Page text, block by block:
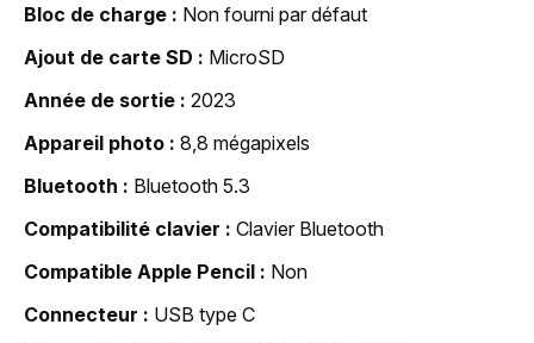
Bloc de charge
Non fourni par défaut
Ajout de carte SD
MicroSD
Année de sortie
2023
Appareil photo
8,8 mégapixels
Bluetooth
Bluetooth 5.3
Compatibilité clavier
Clavier Bluetooth
Compatible Apple Pencil
Non
Connecteur
USB type C